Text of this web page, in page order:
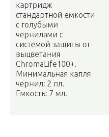
картридж
стандартной емкости
с голубыми
чернилами с
системой защиты от
выцветания
ChromaLife100+.
Минимальная капля
чернил: 2 пл.
Емкость: 7 мл.